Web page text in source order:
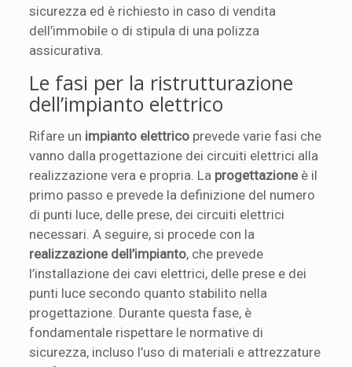
sicurezza ed è richiesto in caso di vendita
dell’immobile o di stipula di una polizza
assicurativa.
Le fasi per la ristrutturazione
dell’impianto elettrico
Rifare un impianto elettrico prevede varie fasi che
vanno dalla progettazione dei circuiti elettrici alla
realizzazione vera e propria. La progettazioneè il
primo passo e prevede la definizione del numero
di punti luce, delle prese, dei circuiti elettrici
necessari. A seguire, si procede con la
realizzazione dell’impianto, che prevede
l’installazione dei cavi elettrici, delle prese e dei
punti luce secondo quanto stabilito nella
progettazione. Durante questa fase, è
fondamentale rispettare le normative di
sicurezza, incluso l’uso di materiali e attrezzature